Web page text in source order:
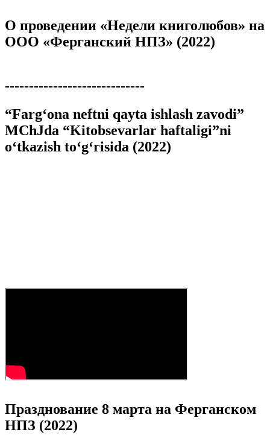
О проведении «Недели книголюбов» на
ООО «Ферганский НПЗ» (2022)
-----------------------------
“Farg‘ona neftni qayta ishlash zavodi”
MChJda “Kitobsevarlar haftaligi”ni
o‘tkazish to‘g‘risida (2022)
Празднование 8 марта на Ферганском
НПЗ (2022)